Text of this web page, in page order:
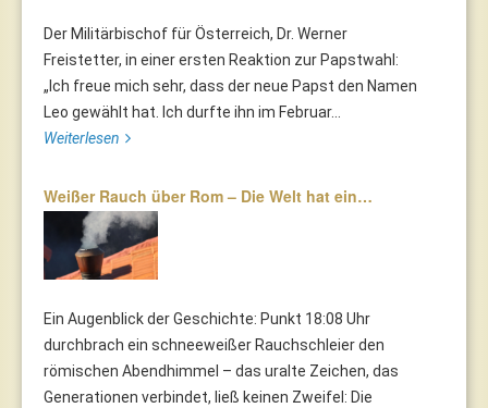
Der Militärbischof für Österreich, Dr. Werner
Freistetter, in einer ersten Reaktion zur Papstwahl:
„Ich freue mich sehr, dass der neue Papst den Namen
Leo gewählt hat. Ich durfte ihn im Februar...
Weiterlesen
Weißer Rauch über Rom – Die Welt hat ein…
Ein Augenblick der Geschichte: Punkt 18:08 Uhr
durchbrach ein schneeweißer Rauchschleier den
römischen Abendhimmel – das uralte Zeichen, das
Generationen verbindet, ließ keinen Zweifel: Die